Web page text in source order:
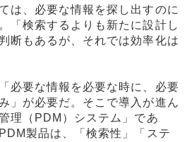
は、必要な情報を探し出すのに
「検索するよりも新たに設計し
断もあるが、それでは効率化は
必要な情報を必要な時に、必要
」が必要だ。そこで導入が進ん
理（PDM）システム」であ
製品は、「検索性」「ステ